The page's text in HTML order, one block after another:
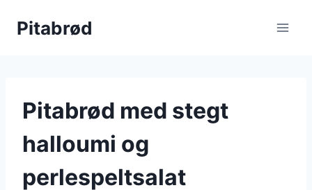
Pitabrød
Pitabrød med stegt
halloumi og
perlespeltsalat